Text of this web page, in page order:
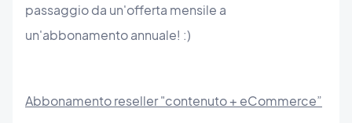
passaggio da un'offerta mensile a
un'abbonamento annuale! :)
Abbonamento reseller "contenuto + eCommerce”